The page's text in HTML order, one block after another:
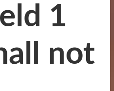
1
not